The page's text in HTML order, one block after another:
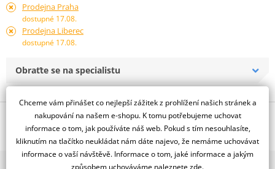
Prodejna Praha
dostupné 17.08.
Prodejna Liberec
dostupné 17.08.
Obraťte se na specialistu
Popis a parametry
Jsme autorizovaný
dealer značky EK + SUPERSPROX
Chceme vám přinášet co nejlepší zážitek z prohlížení našich stránek a
nakupování na našem e-shopu. K tomu potřebujeme uchovat
informace o tom, jak používáte náš web. Pokud s tím nesouhlasíte,
kliknutím na tlačítko neukládat nám dáte najevo, že nemáme uchovávat
informace o vaší návštěvě. Informace o tom, jaké informace a jakým
způsobem uchováváme naleznete zde.